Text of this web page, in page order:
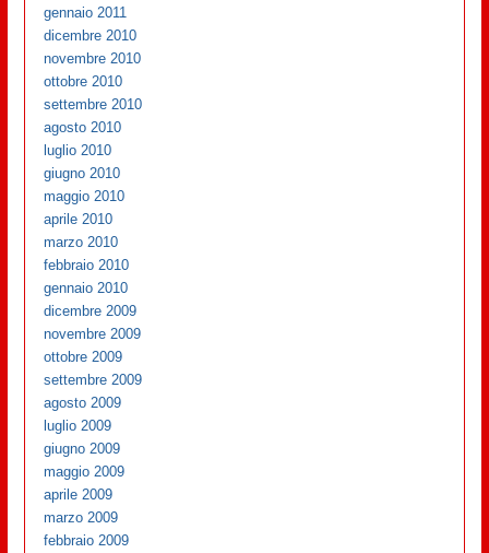
gennaio 2011
dicembre 2010
novembre 2010
ottobre 2010
settembre 2010
agosto 2010
luglio 2010
giugno 2010
maggio 2010
aprile 2010
marzo 2010
febbraio 2010
gennaio 2010
dicembre 2009
novembre 2009
ottobre 2009
settembre 2009
agosto 2009
luglio 2009
giugno 2009
maggio 2009
aprile 2009
marzo 2009
febbraio 2009